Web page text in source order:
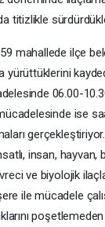
titizlikle
mahallede ilçe
yürüttüklerini
06.00-
ise
gerçekleştiriyor.
insan,
ve biyolojik
ile mücadele